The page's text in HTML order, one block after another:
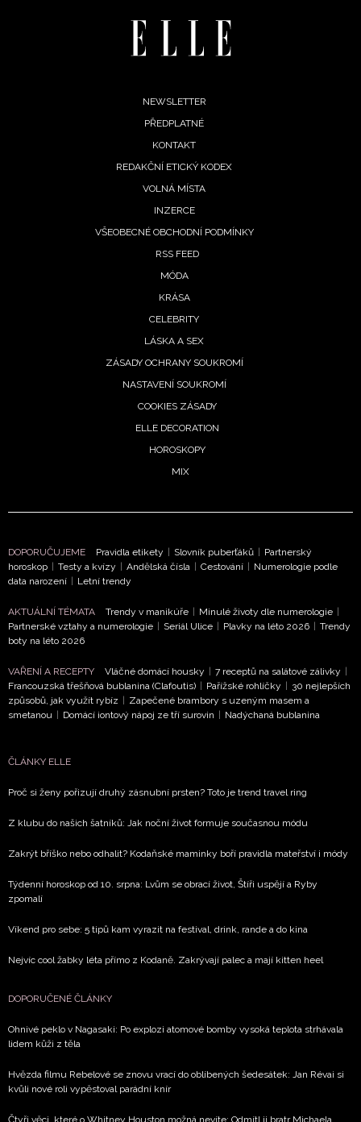
Přihlášením k newsletteru souhlasíte s Obchodními
podmínkami společnosti BurdaMedia Extra s.r.o.
potvrzujete, že jste se seznámili se
ochrany soukromí- BurdaMedia Extra s.r.o. bude s
Vašimi údaji pracovat zejména k organizaci a
Chcete navíc dostávat i další zajímavé a exkluzivní
informace od našich partnerů? Pokud souhlasíte se
NEWSLETTER
PŘEDPLATNÉ
KONTAKT
REDAKČNÍ ETICKÝ KODEX
VOLNÁ MÍSTA
INZERCE
VŠEOBECNÉ OBCHODNÍ PODMÍNKY
RSS FEED
MÓDA
KRÁSA
CELEBRITY
LÁSKA A SEX
ZÁSADY OCHRANY SOUKROMÍ
NASTAVENÍ SOUKROMÍ
COOKIES ZÁSADY
ELLE DECORATION
HOROSKOPY
MIX
DOPORUČUJEME Pravidla etikety | Slovník puberťáků | Partnerský
horoskop | Testy a kvízy | Andělská čísla | Cestování | Numerologie podle
data narození | Letní trendy
AKTUÁLNÍ TÉMATA Trendy v manikúře | Minulé životy dle numerologie |
Partnerské vztahy a numerologie | Seriál Ulice | Plavky na léto 2026 | Trendy
boty na léto 2026
VAŘENÍ A RECEPTY Vláčné domácí housky | 7 receptů na salátové zálivky |
Francouzská třešňová bublanina (Clafoutis) | Pařížské rohlíčky | 30 nejlepších
způsobů, jak využít rybíz | Zapečené brambory s uzeným masem a
smetanou | Domácí iontový nápoj ze tří surovin | Nadýchaná bublanina
ČLÁNKY ELLE
Proč si ženy pořizují druhý zásnubní prsten? Toto je trend travel ring
Z klubu do našich šatníků: Jak noční život formuje současnou módu
Zakrýt bříško nebo odhalit? Kodaňské maminky boří pravidla mateřství i módy
Týdenní horoskop od 10. srpna: Lvům se obrací život, Štíři uspějí a Ryby
zpomalí
Víkend pro sebe: 5 tipů kam vyrazit na festival, drink, rande a do kina
Nejvíc cool žabky léta přímo z Kodaně. Zakrývají palec a mají kitten heel
DOPORUČENÉ ČLÁNKY
Ohnivé peklo v Nagasaki: Po explozi atomové bomby vysoká teplota strhávala
lidem kůži z těla
Hvězda filmu Rebelové se znovu vrací do oblíbených šedesátek: Jan Révai si
kvůli nové roli vypěstoval parádní knír
Čtyři věci, které o Whitney Houston možná nevíte: Odmítl ji bratr Michaela